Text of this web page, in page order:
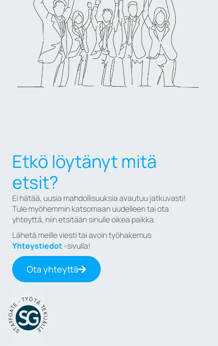
Etkö löytänyt mitä
etsit?
Ei hätää, uusia mahdollisuuksia avautuu jatkuvasti!
Tule myöhemmin katsomaan uudelleen tai ota
yhteyttä, niin etsitään sinulle oikea paikka.
Lähetä meille viesti tai avoin työhakemus
Yhteystiedot-sivulla!
Ota yhteyttä
- TYÖTÄ TEKIJÄLLE